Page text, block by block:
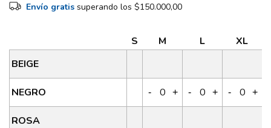
Envío gratis superando los $150.000,00
S M L
XL
BEIGE
NEGRO - + - + - +
ROSA